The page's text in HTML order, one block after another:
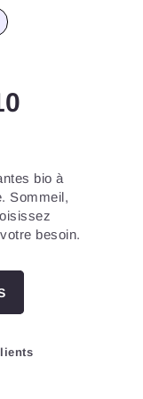
bio à
Sommeil,
besoin.